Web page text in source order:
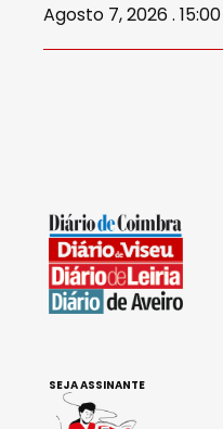
Agosto 7, 2026 . 15:00
SEJA ASSINANTE